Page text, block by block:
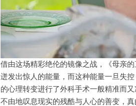
借由这场精彩绝伦的镜像之战，《母亲
迸发出惊人的能量，而这种能量一旦失
的心理转变进行了外科手术一般精准而
不由地叹息现实的残酷与人心的善变，